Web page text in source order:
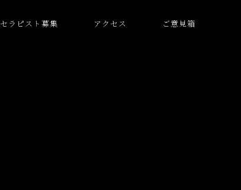
セラピスト募集 アクセス ご意見箱